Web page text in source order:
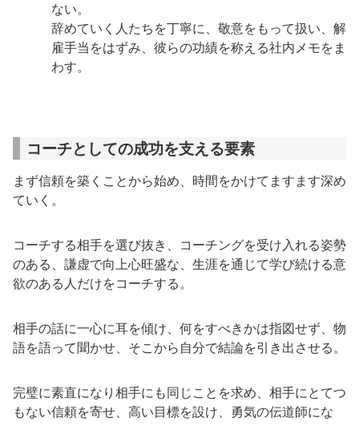
ない。
辞めていく人たちを丁寧に、敬意をもって扱い、解
雇手当をはずみ、彼らの功績を称える社内メモをま
わす。
コーチとしての成功を支える要素
まず信頼を築くことから始め、時間をかけてますます深め
ていく。
コーチする相手を選び抜き、コーチングを受け入れる姿勢
のある、謙虚で向上心旺盛な、生涯を通じて学び続ける意
欲のある人だけをコーチする。
相手の話に一心に耳を傾け、何をすべきかは指図せず、物
語を語って聞かせ、そこから自分で結論を引き出させる。
完璧に素直になり相手にも同じことを求め、相手にとてつ
もない信頼を寄せ、高い目標を設け、勇気の伝道師にな